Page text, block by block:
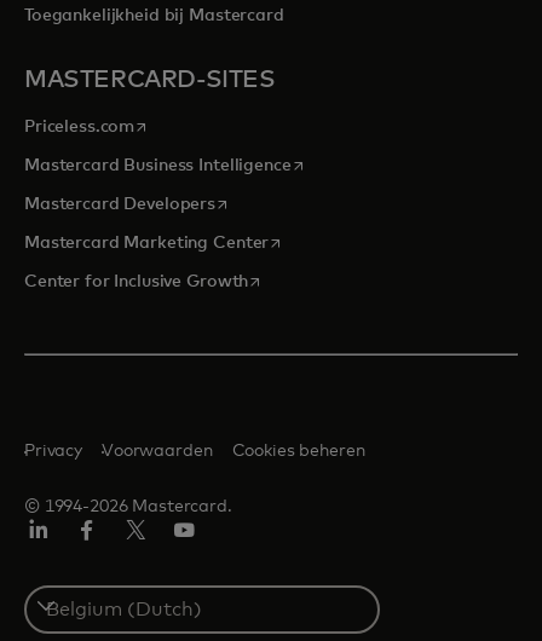
Toegankelijkheid bij Mastercard
MASTERCARD-SITES
Priceless.com opens in a new tab
Mastercard Business Intelligenceopens in a new tab
Mastercard Developersopens in a new tab
Mastercard Marketing Centeropens in a new tab
Center for Inclusive Growthopens in a new tab
© 1994-2026 Mastercard.
Privacy Voorwaarden Cookies beheren
Select
a
country